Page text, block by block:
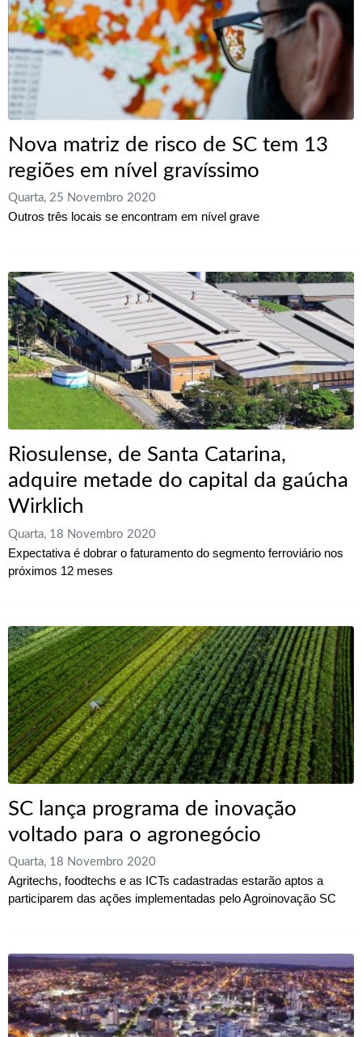
Nova matriz de risco de SC tem 13
regiões em nível gravíssimo
Quarta, 25 Novembro 2020
Outros três locais se encontram em nível grave
Riosulense, de Santa Catarina,
adquire metade do capital da gaúcha
Wirklich
Quarta, 18 Novembro 2020
Expectativa é dobrar o faturamento do segmento ferroviário nos
próximos 12 meses
SC lança programa de inovação
voltado para o agronegócio
Quarta, 18 Novembro 2020
Agritechs, foodtechs e as ICTs cadastradas estarão aptos a
participarem das ações implementadas pelo Agroinovação SC